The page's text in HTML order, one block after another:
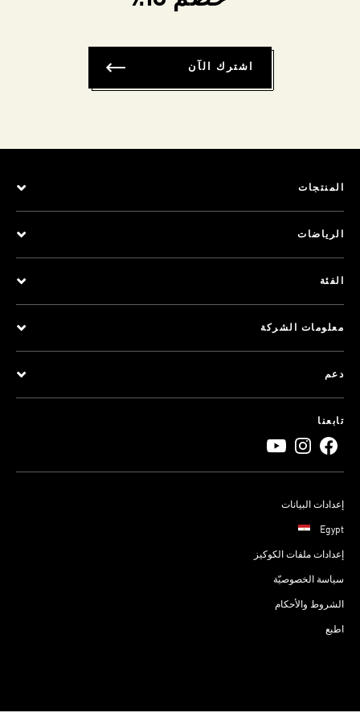
اشترك الآن
المنتجات
الرياضات
الفئة
معلومات الشركة
دعم
تابعنا
إعدادات البيانات
Egypt
إعدادات ملفات الكوكيز
سياسة الخصوصيّة
الشروط والأحكام
اطبع